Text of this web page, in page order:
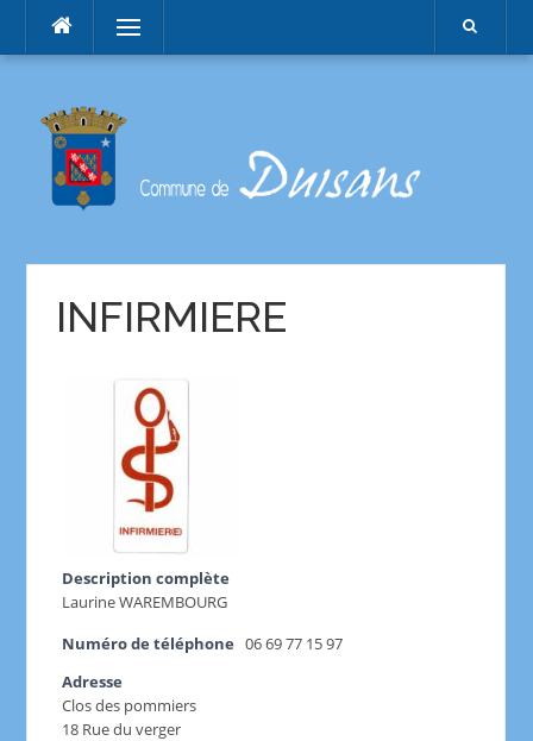
Menu
INFIRMIERE
Description complète
Laurine WAREMBOURG
Numéro de téléphone 06 69 77 15 97
Adresse
Clos des pommiers
18 Rue du verger